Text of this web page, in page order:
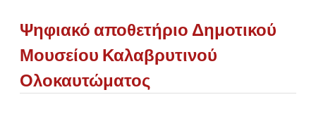
Ψηφιακό αποθετήριο Δημοτικού
Μουσείου Καλαβρυτινού
Ολοκαυτώματος